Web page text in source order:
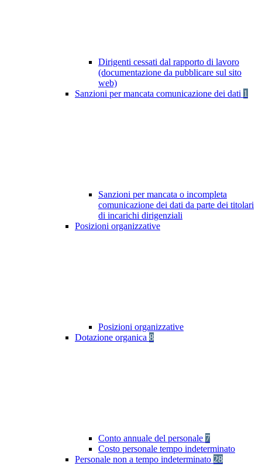
Dirigenti cessati dal rapporto di lavoro
(documentazione da pubblicare sul sito
web)
Sanzioni per mancata comunicazione dei dati 1
Sanzioni per mancata o incompleta
comunicazione dei dati da parte dei titolari
di incarichi dirigenziali
Posizioni organizzative
Posizioni organizzative
Dotazione organica 8
Conto annuale del personale 7
Costo personale tempo indeterminato
Personale non a tempo indeterminato 28